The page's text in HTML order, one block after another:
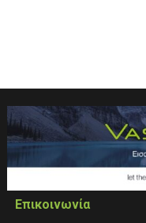
Επικοινωνία